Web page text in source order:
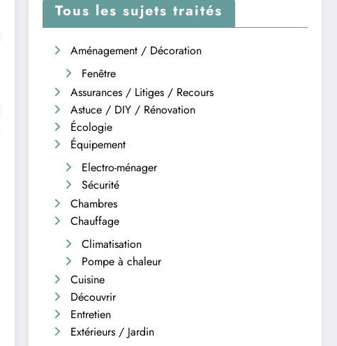
Tous les sujets traités
Aménagement / Décoration
Fenêtre
Assurances / Litiges / Recours
Astuce / DIY / Rénovation
Écologie
Équipement
Electro-ménager
Sécurité
Chambres
Chauffage
Climatisation
Pompe à chaleur
Cuisine
Découvrir
Entretien
Extérieurs / Jardin